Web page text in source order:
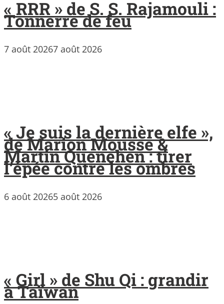
« RRR » de S. S. Rajamouli :
Tonnerre de feu
7 août 20267 août 2026
« Je suis la dernière elfe »,
de Marion Mousse &
Martin Quenehen : tirer
l’épée contre les ombres
6 août 20265 août 2026
« Girl » de Shu Qi : grandir
à Taïwan